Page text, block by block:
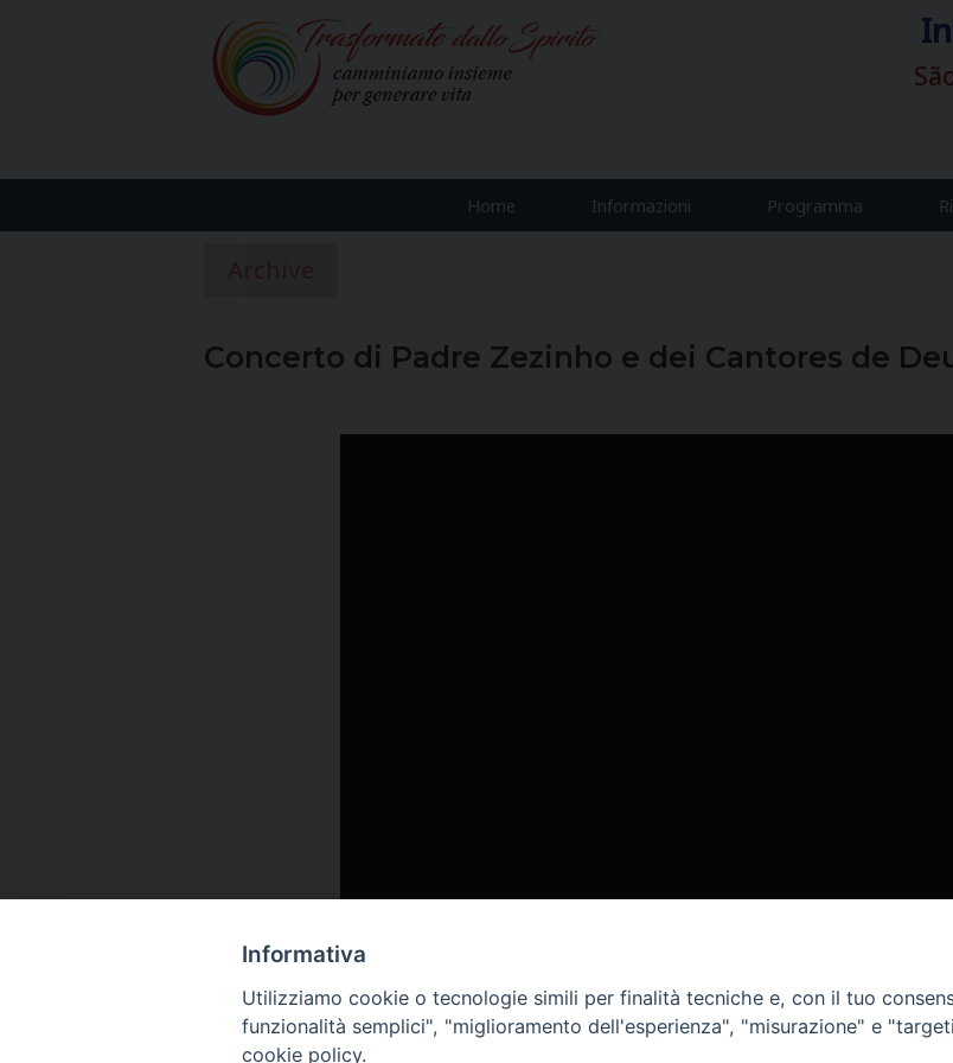
Home Informazioni Programma
Concerto di Padre Zezinho e dei Cantores de
Informativa
Utilizziamo cookie o tecnologie simili per finalità tecniche e, con il tuo
funzionalità semplici", "miglioramento dell'esperienza", "misurazione" e
cookie policy.